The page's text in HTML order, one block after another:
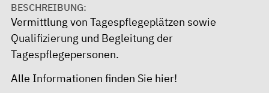
BESCHREIBUNG:
Vermittlung von Tagespflegeplätzen sowie
Qualifizierung und Begleitung der
Tagespflegepersonen.
Alle Informationen finden Sie hier!